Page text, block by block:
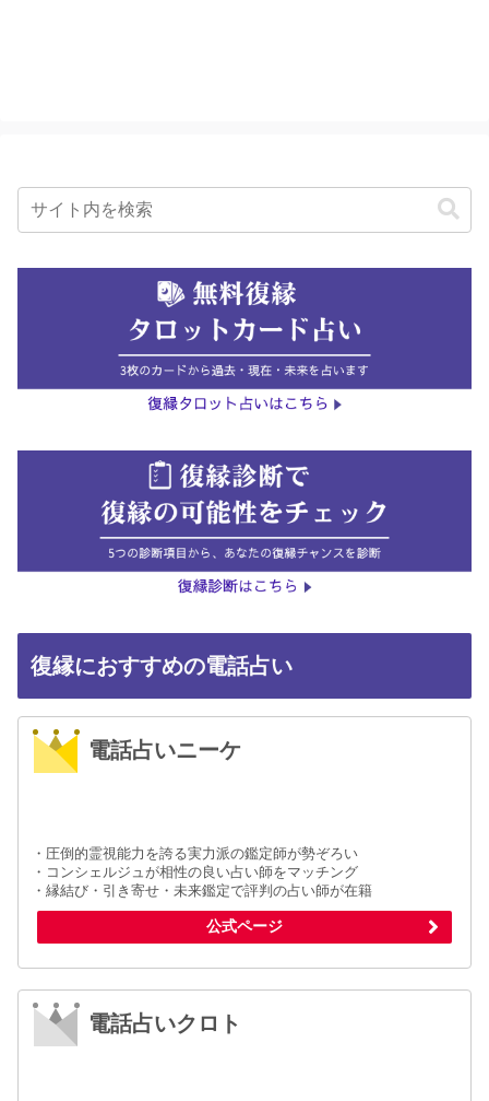
復縁におすすめの電話占い
電話占いニーケ
・圧倒的霊視能力を誇る実力派の鑑定師が勢ぞろい
・コンシェルジュが相性の良い占い師をマッチング
・縁結び・引き寄せ・未来鑑定で評判の占い師が在籍
公式ページ
電話占いクロト